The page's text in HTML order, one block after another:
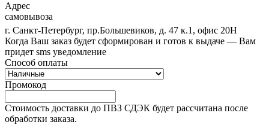
Адрес
самовывоза
г. Санкт-Петербург, пр.Большевиков, д. 47 к.1, офис 20Н
Когда Ваш заказ будет сформирован и готов к выдаче — Вам
придет sms уведомление
Способ оплаты
Промокод
Стоимость доставки до ПВЗ СДЭК будет рассчитана после
обработки заказа.